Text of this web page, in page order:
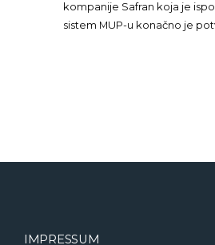
kompanije Safran koja je
sistem MUP-u konačno je
IMPRESSUM